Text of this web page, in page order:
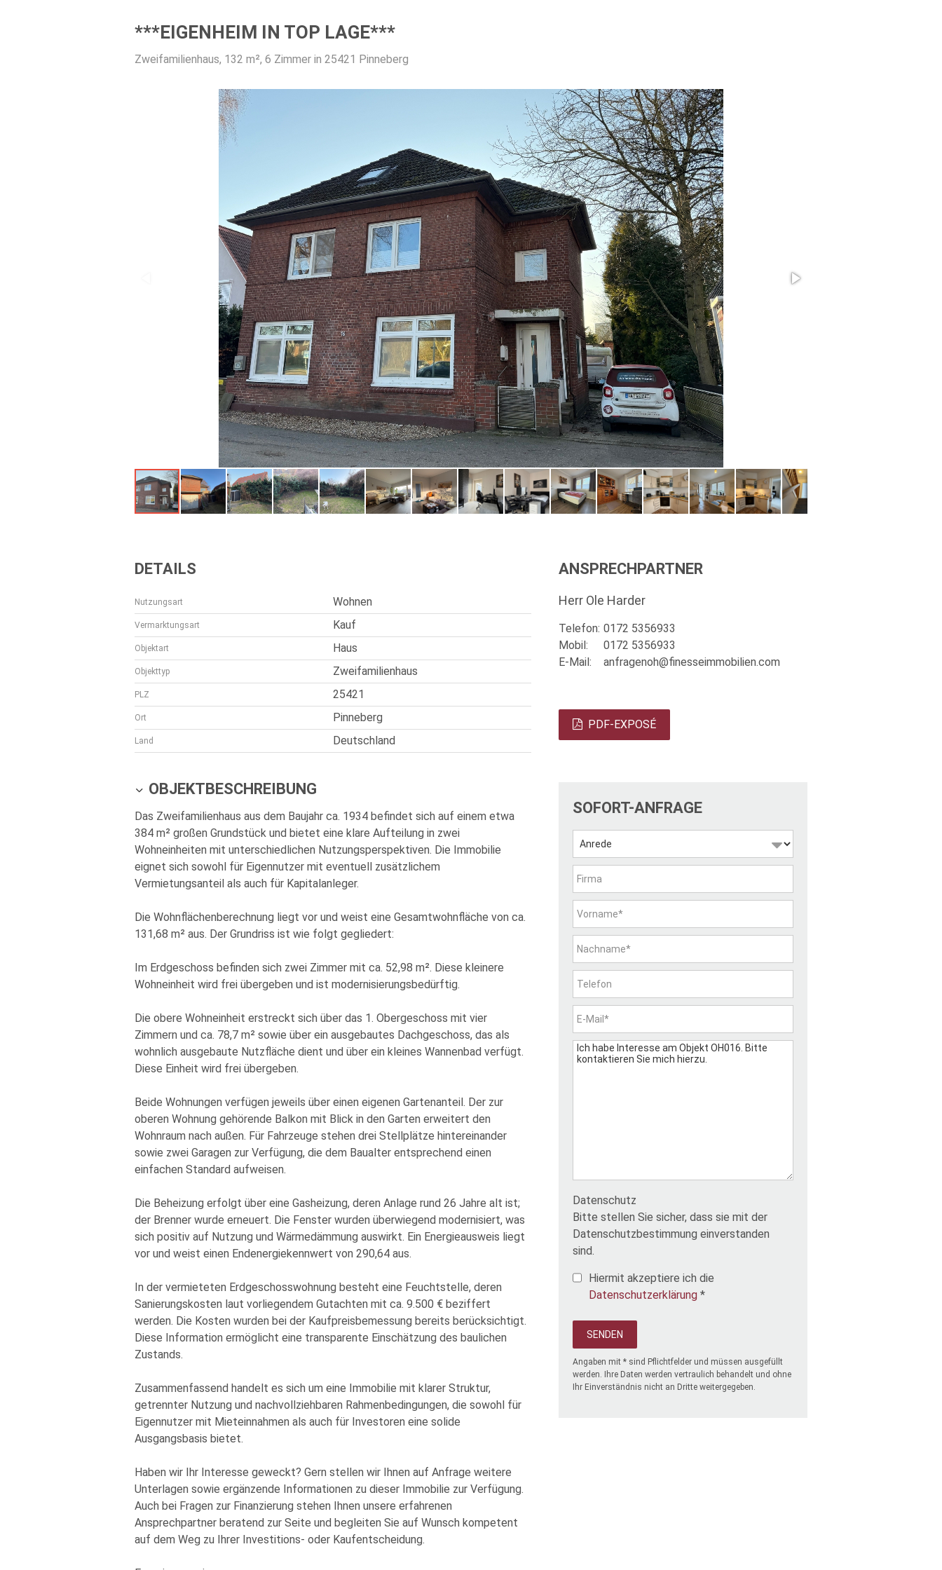
***EIGENHEIM IN TOP LAGE***
Zweifamilienhaus, 132 m², 6 Zimmer in 25421 Pinneberg
DETAILS
Nutzungsart Wohnen
Vermarktungsart Kauf
Objektart Haus
Objekttyp Zweifamilienhaus
PLZ 25421
Ort Pinneberg
Land Deutschland
OBJEKTBESCHREIBUNG
Das Zweifamilienhaus aus dem Baujahr ca. 1934 befindet sich auf einem etwa
384 m² großen Grundstück und bietet eine klare Aufteilung in zwei
Wohneinheiten mit unterschiedlichen Nutzungsperspektiven. Die Immobilie
eignet sich sowohl für Eigennutzer mit eventuell zusätzlichem
Vermietungsanteil als auch für Kapitalanleger.
Die Wohnflächenberechnung liegt vor und weist eine Gesamtwohnfläche von ca.
131,68 m² aus. Der Grundriss ist wie folgt gegliedert:
Im Erdgeschoss befinden sich zwei Zimmer mit ca. 52,98 m². Diese kleinere
Wohneinheit wird frei übergeben und ist modernisierungsbedürftig.
Die obere Wohneinheit erstreckt sich über das 1. Obergeschoss mit vier
Zimmern und ca. 78,7 m² sowie über ein ausgebautes Dachgeschoss, das als
wohnlich ausgebaute Nutzfläche dient und über ein kleines Wannenbad verfügt.
Diese Einheit wird frei übergeben.
Beide Wohnungen verfügen jeweils über einen eigenen Gartenanteil. Der zur
oberen Wohnung gehörende Balkon mit Blick in den Garten erweitert den
Wohnraum nach außen. Für Fahrzeuge stehen drei Stellplätze hintereinander
sowie zwei Garagen zur Verfügung, die dem Baualter entsprechend einen
einfachen Standard aufweisen.
Die Beheizung erfolgt über eine Gasheizung, deren Anlage rund 26 Jahre alt ist;
der Brenner wurde erneuert. Die Fenster wurden überwiegend modernisiert, was
sich positiv auf Nutzung und Wärmedämmung auswirkt. Ein Energieausweis liegt
vor und weist einen Endenergiekennwert von 290,64 aus.
In der vermieteten Erdgeschosswohnung besteht eine Feuchtstelle, deren
Sanierungskosten laut vorliegendem Gutachten mit ca. 9.500 € beziffert
werden. Die Kosten wurden bei der Kaufpreisbemessung bereits berücksichtigt.
Diese Information ermöglicht eine transparente Einschätzung des baulichen
Zustands.
Zusammenfassend handelt es sich um eine Immobilie mit klarer Struktur,
getrennter Nutzung und nachvollziehbaren Rahmenbedingungen, die sowohl für
Eigennutzer mit Mieteinnahmen als auch für Investoren eine solide
Ausgangsbasis bietet.
Haben wir Ihr Interesse geweckt? Gern stellen wir Ihnen auf Anfrage weitere
Unterlagen sowie ergänzende Informationen zu dieser Immobilie zur Verfügung.
Auch bei Fragen zur Finanzierung stehen Ihnen unsere erfahrenen
Ansprechpartner beratend zur Seite und begleiten Sie auf Wunsch kompetent
auf dem Weg zu Ihrer Investitions- oder Kaufentscheidung.
ANSPRECHPARTNER
Herr Ole Harder
Telefon: 0172 5356933
Mobil:
0172 5356933
E-Mail:
anfragenoh@finesseimmobilien.com
PDF-EXPOSÉ
SOFORT-ANFRAGE
Datenschutz
Bitte stellen Sie sicher, dass sie mit der
Datenschutzbestimmung einverstanden
sind.
Hiermit akzeptiere ich die
Datenschutzerklärung*
Angaben mit * sind Pflichtfelder und müssen ausgefüllt
werden. Ihre Daten werden vertraulich behandelt und ohne
Ihr Einverständnis nicht an Dritte weitergegeben.